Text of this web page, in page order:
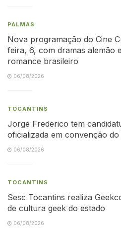
PALMAS
Nova programação do Cine
feira, 6, com dramas alemão
romance brasileiro
06/08/2026
TOCANTINS
Jorge Frederico tem
oficializada em convenção do
06/08/2026
TOCANTINS
Sesc Tocantins realiza
de cultura geek do estado
06/08/2026